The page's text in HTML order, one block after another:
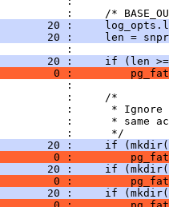
:     /*
20 :
20 :     len =
:
20 :     if (len
0 :
:
:     /*
:      *
:      * same
:      */
20 :     if
0 :
20 :     if
0 :
20 :     if